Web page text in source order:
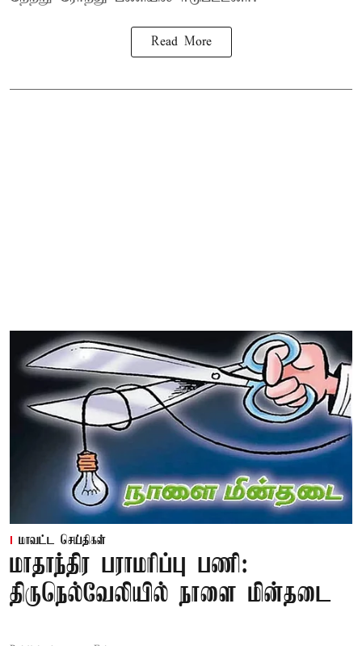
Read More
மாவட்ட செய்திகள்
மாதாந்திர பராமரிப்பு பணி:
திருநெல்வேலியில் நாளை மின்தடை